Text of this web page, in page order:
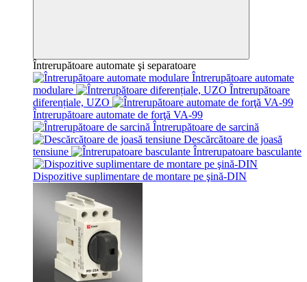
Întrerupătoare automate şi separatoare
Întrerupătoare automate
modulare
Întrerupătoare
diferențiale, UZO
Întrerupătoare automate de forţă VA-99
Întrerupătoare de sarcină
Descărcătoare de joasă
tensiune
Întrerupatoare basculante
Dispozitive suplimentare de montare pe şină-DIN